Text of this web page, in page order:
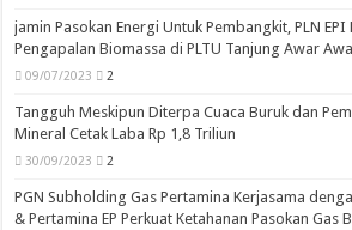
jamin Pasokan Energi Untuk Pembangkit, PLN
Pengapalan Biomassa di PLTU Tanjung Awar
09/07/2023 2
Tangguh Meskipun Diterpa Cuaca Buruk dan
Mineral Cetak Laba Rp 1,8 Triliun
30/09/2023 2
PGN Subholding Gas Pertamina Kerjasama
& Pertamina EP Perkuat Ketahanan Pasokan Gas